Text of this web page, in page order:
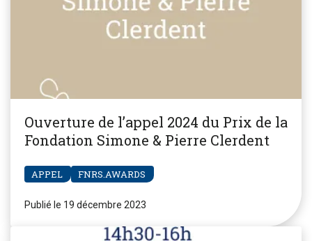
Ouverture de l’appel 2024 du Prix de la
Fondation Simone & Pierre Clerdent
APPEL FNRS.AWARDS
Publié le 19 décembre 2023